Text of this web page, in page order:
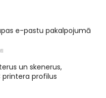
e-pastu pakalpojumā
un skenerus,
profilus